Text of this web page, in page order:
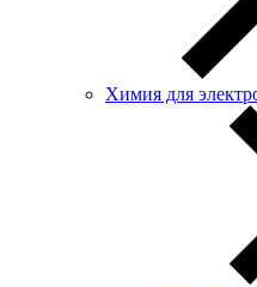
Химия для